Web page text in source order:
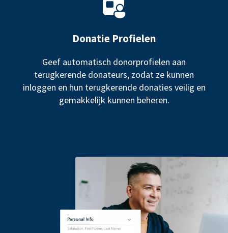
Donatie Profielen
Geef automatisch donorprofielen aan
terugkerende donateurs, zodat ze kunnen
inloggen en hun terugkerende donaties veilig en
gemakkelijk kunnen beheren.